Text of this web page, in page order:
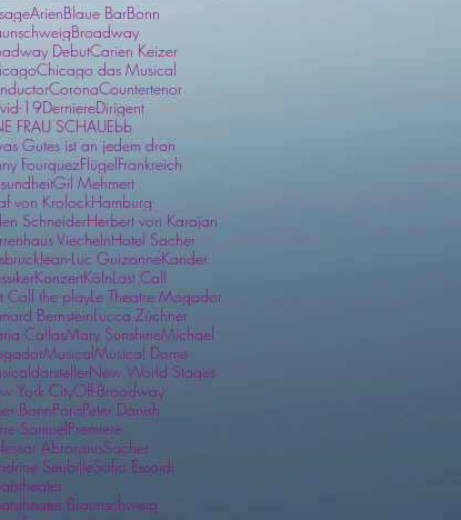
ArienBlaue BarBonn
Broadway
DebutCarien Keizer
Chicago das Musical
CoronaCountertenor
19DerniereDirigent
FRAU SCHAUEbb
Gutes ist an jedem dran
FourquezFlügelFrankreich
Gil Mehmert
von KrolockHamburg
SchneiderHerbert von Karajan
ViechelnHotel Sacher
Jean-Luc GuizonneKander
KonzertKölnLast Call
Call the playLe Theatre Mogador
BernsteinLucca Züchner
CallasMary SunshineMichael
MusicalMusical Dome
New World Stages
York CityOff-Broadway
BonnParisPeter Danish
SamuelPremiere
AbronsiusSacher
SeubilleSofia Essaidi
Braunschweig